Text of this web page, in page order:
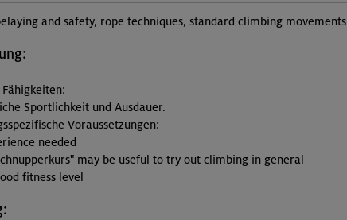
and safety, rope techniques, standard climbing movements
Sportlichkeit und Ausdauer.
Voraussetzungen:
needed
may be useful to try out climbing in general
fitness level